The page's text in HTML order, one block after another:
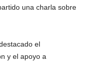
una charla sobre
el
y el apoyo a